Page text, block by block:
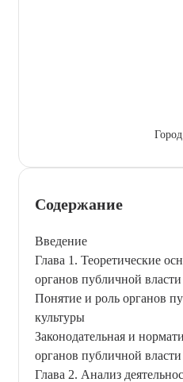
Содержание
Введение
Глава 1. Теоретические
органов публичной
Понятие и роль органов
культуры
Законодательная и
органов публичной власти
Глава 2. Анализ